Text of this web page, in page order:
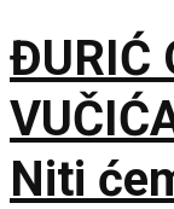
ĐURIĆ
Niti